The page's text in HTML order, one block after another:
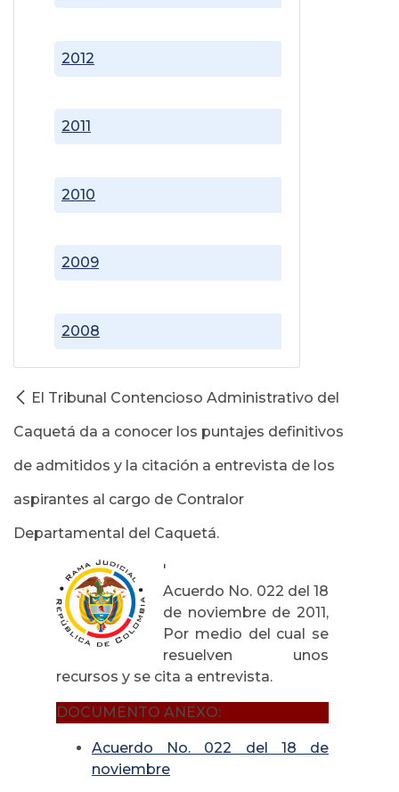
2008
2009
2010
2011
2012
El Tribunal Contencioso Administrativo del
Caquetá da a conocer los puntajes definitivos
de admitidos y la citación a entrevista de los
aspirantes al cargo de Contralor
Departamental del Caquetá.
'
Acuerdo No. 022 del 18
de noviembre de 2011,
Por medio del cual se
resuelven unos
recursos y se cita a entrevista.
DOCUMENTO ANEXO:
Acuerdo No. 022 del 18 de
noviembre